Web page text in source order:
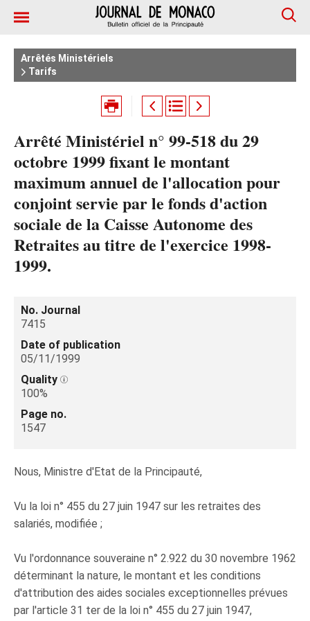
Arrêtés Ministériels
Tarifs
Arrêté Ministériel n° 99-518 du 29
octobre 1999 fixant le montant
maximum annuel de l'allocation pour
conjoint servie par le fonds d'action
sociale de la Caisse Autonome des
Retraites au titre de l'exercice 1998-
1999.
No. Journal
7415
Date of publication
05/11/1999
Quality
100%
Page no.
1547
Nous, Ministre d'Etat de la Principauté,
Vu la loi n° 455 du 27 juin 1947 sur les retraites des
salariés, modifiée ;
Vu l'ordonnance souveraine n° 2.922 du 30 novembre 1962
déterminant la nature, le montant et les conditions
d'attribution des aides sociales exceptionnelles prévues
par l'article 31 ter de la loi n° 455 du 27 juin 1947,